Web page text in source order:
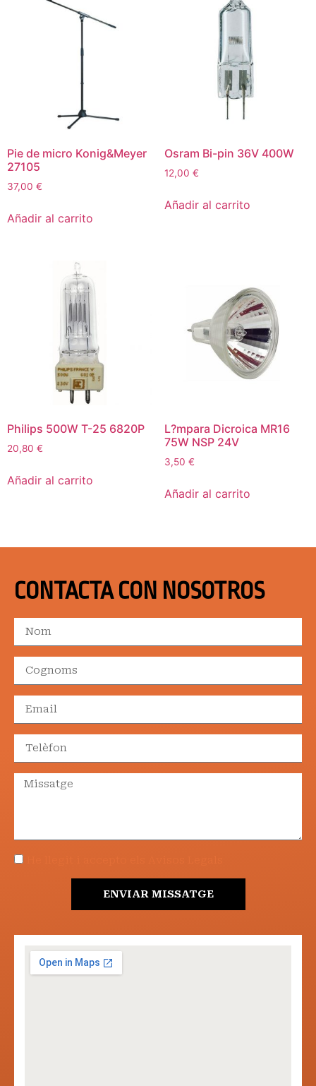
Pie de micro Konig&Meyer
27105
37,00 €
Añadir al carrito
Osram Bi-pin 36V 400W
12,00 €
Añadir al carrito
Philips 500W T-25 6820P
20,80 €
Añadir al carrito
L?mpara Dicroica MR16
75W NSP 24V
3,50 €
Añadir al carrito
CONTACTA CON NOSOTROS
ENVIAR MISSATGE